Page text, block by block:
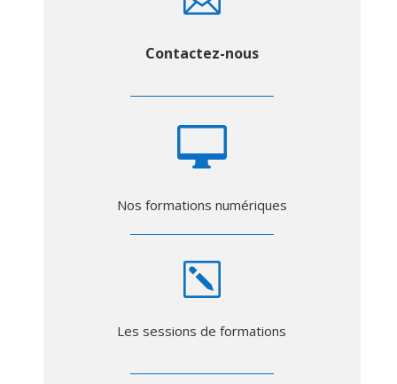
Contactez-nous

Nos formations numériques
k
Les sessions de formations